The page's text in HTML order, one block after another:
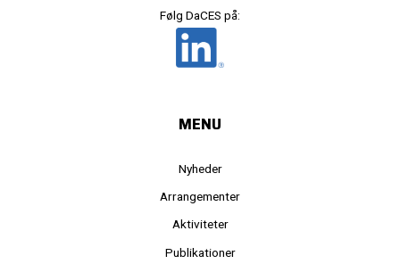
Følg DaCES på:
MENU
Nyheder
Arrangementer
Aktiviteter
Publikationer